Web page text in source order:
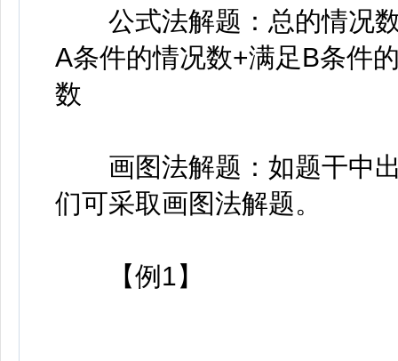
公式法解题：总的情况数
A条件的情况数+满足B条件
数
画图法解题：如题干中出
们可采取画图法解题。
【例1】